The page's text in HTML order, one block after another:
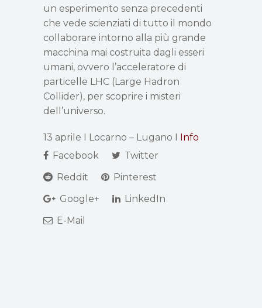
un esperimento senza precedenti
che vede scienziati di tutto il mondo
collaborare intorno alla più grande
macchina mai costruita dagli esseri
umani, ovvero l’acceleratore di
particelle LHC (Large Hadron
Collider), per scoprire i misteri
dell’universo.
13 aprile I Locarno – Lugano I Info
Facebook
Twitter
Reddit
Pinterest
Google+
LinkedIn
E-Mail